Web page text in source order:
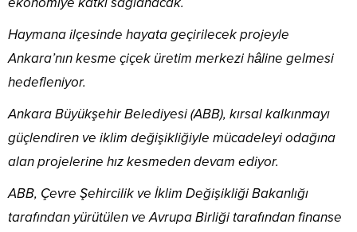
Haymana ilçesinde hayata geçirilecek projeyle
Ankara’nın kesme çiçek üretim merkezi hâline gelmesi
hedefleniyor.
Ankara Büyükşehir Belediyesi (ABB), kırsal kalkınmayı
güçlendiren ve iklim değişikliğiyle mücadeleyi odağına
alan projelerine hız kesmeden devam ediyor.
ABB, Çevre Şehircilik ve İklim Değişikliği Bakanlığı
tarafından yürütülen ve Avrupa Birliği tarafından finanse